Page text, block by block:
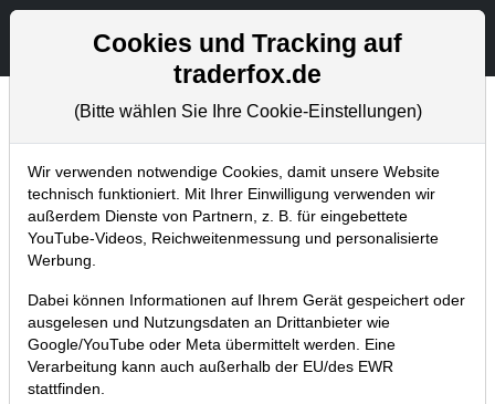
Aktien- und Artikelsuche
Chartanalysen
Home Blog Chartanalysen
Chartanalyse Tesla: Das
iPhone auf Rädern!
05.08.2017 um 08:49 Uhr | P. Uhlschmied
Cookies und Tracking auf
traderfox.de
(Bitte wählen Sie Ihre Cookie-Einstellungen)
Wir verwenden notwendige Cookies, damit unsere Website
technisch funktioniert. Mit Ihrer Einwilligung verwenden wir
außerdem Dienste von Partnern, z. B. für eingebettete
YouTube-Videos, Reichweitenmessung und personalisierte
Werbung.
Dabei können Informationen auf Ihrem Gerät gespeichert oder
ausgelesen und Nutzungsdaten an Drittanbieter wie
Google/YouTube oder Meta übermittelt werden. Eine
Verarbeitung kann auch außerhalb der EU/des EWR
stattfinden.